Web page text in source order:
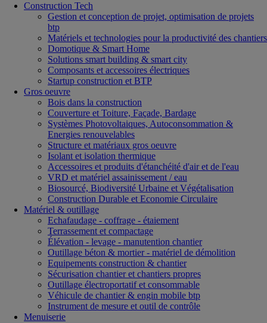
Construction Tech
Gestion et conception de projet, optimisation de projets
btp
Matériels et technologies pour la productivité des chantiers
Domotique & Smart Home
Solutions smart building & smart city
Composants et accessoires électriques
Startup construction et BTP
Gros oeuvre
Bois dans la construction
Couverture et Toiture, Façade, Bardage
Systèmes Photovoltaiques, Autoconsommation &
Energies renouvelables
Structure et matériaux gros oeuvre
Isolant et isolation thermique
Accessoires et produits d'étanchéité d'air et de l'eau
VRD et matériel assainissement / eau
Biosourcé, Biodiversité Urbaine et Végétalisation
Construction Durable et Economie Circulaire
Matériel & outillage
Echafaudage - coffrage - étaiement
Terrassement et compactage
Élévation - levage - manutention chantier
Outillage béton & mortier - matériel de démolition
Equipements construction & chantier
Sécurisation chantier et chantiers propres
Outillage électroportatif et consommable
Véhicule de chantier & engin mobile btp
Instrument de mesure et outil de contrôle
Menuiserie